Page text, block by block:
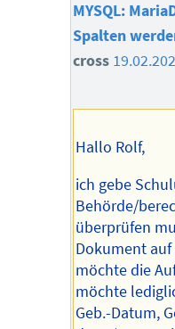
MYSQL:
Spalten
cross
Hallo Rolf,
ich gebe
Behörde/
überprüfen
Dokument
möchte die
möchte
Geb.-Datum,